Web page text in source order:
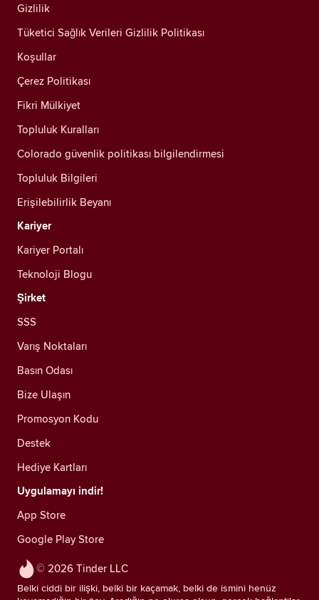
© 2026 Tinder LLC
Belki ciddi bir ilişki, belki bir kaçamak, belki de ismini henüz
Gizlilik
Tüketici Sağlık Verileri Gizlilik Politikası
Koşullar
Çerez Politikası
Fikri Mülkiyet
Topluluk Kuralları
Colorado güvenlik politikası bilgilendirmesi
Topluluk Bilgileri
Erişilebilirlik Beyanı
Kariyer
Kariyer Portalı
Teknoloji Blogu
Şirket
SSS
Varış Noktaları
Basın Odası
Bize Ulaşın
Promosyon Kodu
Destek
Hediye Kartları
Uygulamayı indir!
App Store
Google Play Store